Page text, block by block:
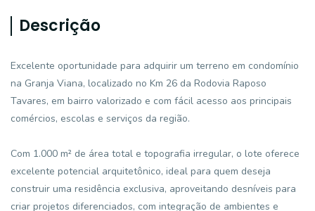
Descrição
Excelente oportunidade para adquirir um terreno em condomínio
na Granja Viana, localizado no Km 26 da Rodovia Raposo
Tavares, em bairro valorizado e com fácil acesso aos principais
comércios, escolas e serviços da região.
Com 1.000 m² de área total e topografia irregular, o lote oferece
excelente potencial arquitetônico, ideal para quem deseja
construir uma residência exclusiva, aproveitando desníveis para
criar projetos diferenciados, com integração de ambientes e